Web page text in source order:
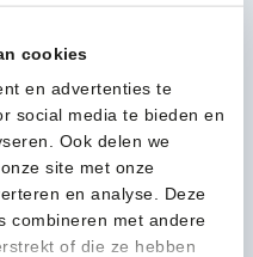
cookies
en advertenties te
social media te bieden en
Ook delen we
site met onze
en analyse. Deze
combineren met andere
of die ze hebben